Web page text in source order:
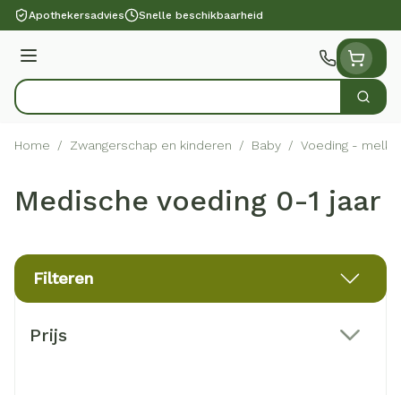
Ga naar de inhoud
Apothekersadvies Snelle beschikbaarheid
Menu
Product, merk, categorie... Zoek
Home / Zwangerschap en kinderen / Baby / Voeding - melk
Medische voeding 0-1 jaar
Filteren
Prijs